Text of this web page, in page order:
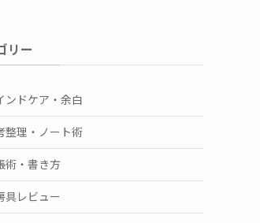
リー
ンドケア・余白
整理・ノート術
術・書き方
具レビュー